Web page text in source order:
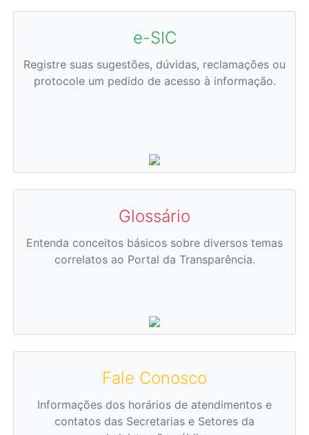
e-SIC
Registre suas sugestões, dúvidas, reclamações ou
protocole um pedido de acesso à informação.
Glossário
Entenda conceitos básicos sobre diversos temas
correlatos ao Portal da Transparência.
Fale Conosco
Informações dos horários de atendimentos e
contatos das Secretarias e Setores da